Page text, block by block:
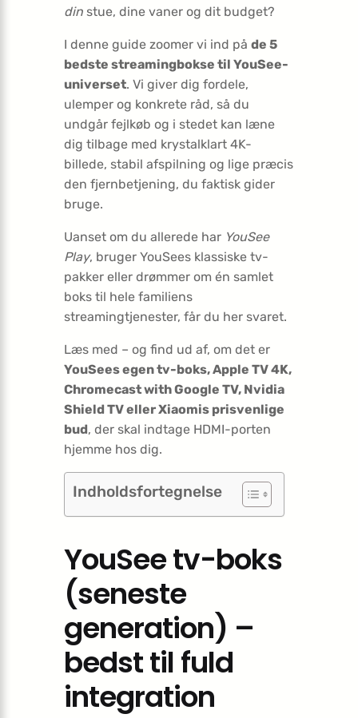
din stue, dine vaner og dit budget?
I denne guide zoomer vi ind på de 5
bedste streamingbokse til YouSee-
universet. Vi giver dig fordele,
ulemper og konkrete råd, så du
undgår fejlkøb og i stedet kan læne
dig tilbage med krystalklart 4K-
billede, stabil afspilning og lige præcis
den fjernbetjening, du faktisk gider
bruge.
Uanset om du allerede har YouSee
Play, bruger YouSees klassiske tv-
pakker eller drømmer om én samlet
boks til hele familiens
streamingtjenester, får du her svaret.
Læs med – og find ud af, om det er
YouSees egen tv-boks, Apple TV 4K,
Chromecast with Google TV, Nvidia
Shield TV eller Xiaomis prisvenlige
bud, der skal indtage HDMI-porten
hjemme hos dig.
Indholdsfortegnelse
YouSee tv-boks
(seneste
generation) –
bedst til fuld
integration